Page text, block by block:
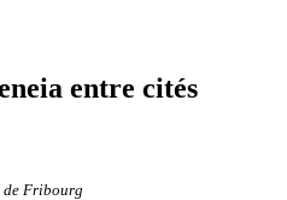
entre cités
de Fribourg